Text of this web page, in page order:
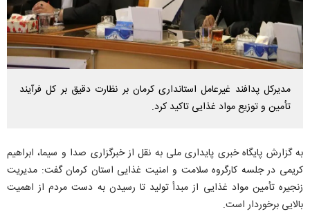
مدیرکل پدافند غیرعامل استانداری کرمان بر نظارت دقیق بر کل فرآیند
تأمین و توزیع مواد غذایی تاکید کرد.
به گزارش پایگاه خبری پایداری ملی به نقل از خبرگزاری صدا و سیما، ابراهیم
کریمی در جلسه کارگروه سلامت و امنیت غذایی استان کرمان گفت: مدیریت
زنجیره تأمین مواد غذایی از مبدأ تولید تا رسیدن به دست مردم از اهمیت
بالایی برخوردار است.